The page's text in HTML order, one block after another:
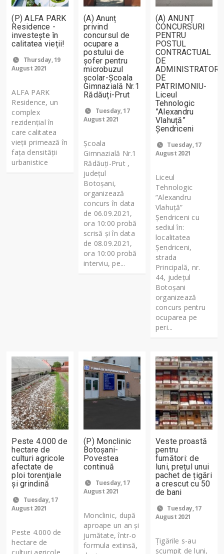
(P) ALFA PARK
Residence -
investește în
calitatea vieții!
Thursday, 19
August 2021
ALFA PARK
Residence, un
complex
rezidențial în
care calitatea
vieții primează în
fața densității
urbanistice
(A) Anunț
privind
concursul de
ocupare a
postului de
șofer pentru
microbuzul
școlar-Școala
Gimnazială Nr.1
Rădăuți-Prut
Tuesday, 17
August 2021
Școala
Gimnazială Nr.1
Rădăuți-Prut ,
județul
Botoșani,
organizează
concurs în data
de 06.09.2021,
ora 10:00 probă
scrisă și în data
de 08.09.2021,
ora 10:00 probă
interviu, pe...
(A) ANUNȚ
CONCURSURI
PENTRU
POSTUL
CONTRACTUAL
DE
ADMINISTRATOR
DE
PATRIMONIU-
Liceul
Tehnologic
”Alexandru
Vlahuță”
Șendriceni
Tuesday, 17
August 2021
Liceul
Tehnologic
”Alexandru
Vlahuță”
Șendriceni cu
sediul în:
localitatea
Șendriceni,
strada
Principală, nr.
44, județul
Botoșani
organizează
concurs pentru
ocuparea pe
peri...
Peste 4.000 de
hectare de
culturi agricole
afectate de
ploi torenţiale
şi grindină
Tuesday, 17
August 2021
Peste 4.000 de
hectare de
(P) Monclinic
Botoșani-
Povestea
continuă
Tuesday, 17
August 2021
Monclinic, după
aproape un an și
jumătate, într-o
formula extinsă,
Veste proastă
pentru
fumători: de
luni, prețul unui
pachet de țigări
a crescut cu 50
de bani
Tuesday, 17
August 2021
Țigările s-au
scumpit de luni,